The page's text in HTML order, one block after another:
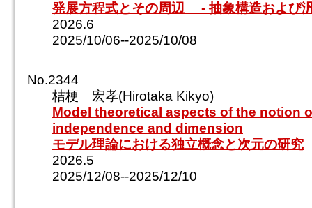
発展方程式とその周辺 - 抽象構造および
2026.6
2025/10/06--2025/10/08
No.2344
桔梗 宏孝(Hirotaka Kikyo)
Model theoretical aspects of the notion
independence and dimension
モデル理論における独立概念と次元の研究
2026.5
2025/12/08--2025/12/10